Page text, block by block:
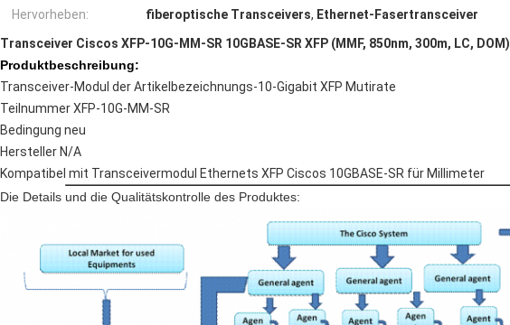
Hervorheben: fiberoptische Transceivers, Ethernet-Fasertransceiver
Transceiver Ciscos XFP-10G-MM-SR 10GBASE-SR XFP (MMF, 850nm, 300m, LC, DOM)
Produktbeschreibung:
Transceiver-Modul der Artikelbezeichnungs-10-Gigabit XFP Mutirate
Teilnummer XFP-10G-MM-SR
Bedingung neu
Hersteller N/A
Kompatibel mit Transceivermodul Ethernets XFP Ciscos 10GBASE-SR für Millimeter
Die Details und die Qualitätskontrolle des Produktes: